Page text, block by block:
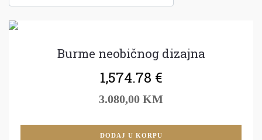
Burme neobičnog dizajna
1,574.78 €
3.080,00 KM
DODAJ U KORPU